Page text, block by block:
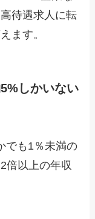
待遇求人に転
ます。
しかいない
でも1％未満の
倍以上の年収